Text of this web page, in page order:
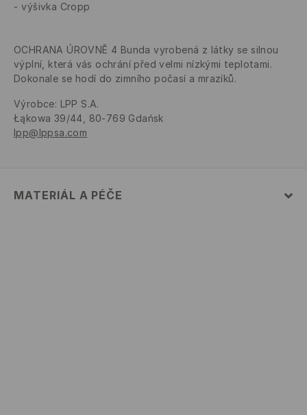
výšivka Cropp
OCHRANA ÚROVNĚ 4 Bunda vyrobená z látky se silnou
výplní, která vás ochrání před velmi nízkými teplotami.
Dokonale se hodí do zimního počasí a mrazíků.
Výrobce: LPP S.A.
Łąkowa 39/44, 80-769 Gdańsk
lpp@lppsa.com
MATERIÁL A PÉČE